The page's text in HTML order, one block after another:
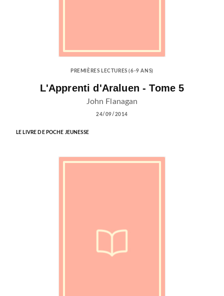
PREMIÈRES LECTURES (6-9 ANS)
L'Apprenti d'Araluen - Tome 5
John Flanagan
24/09/2014
LE LIVRE DE POCHE JEUNESSE